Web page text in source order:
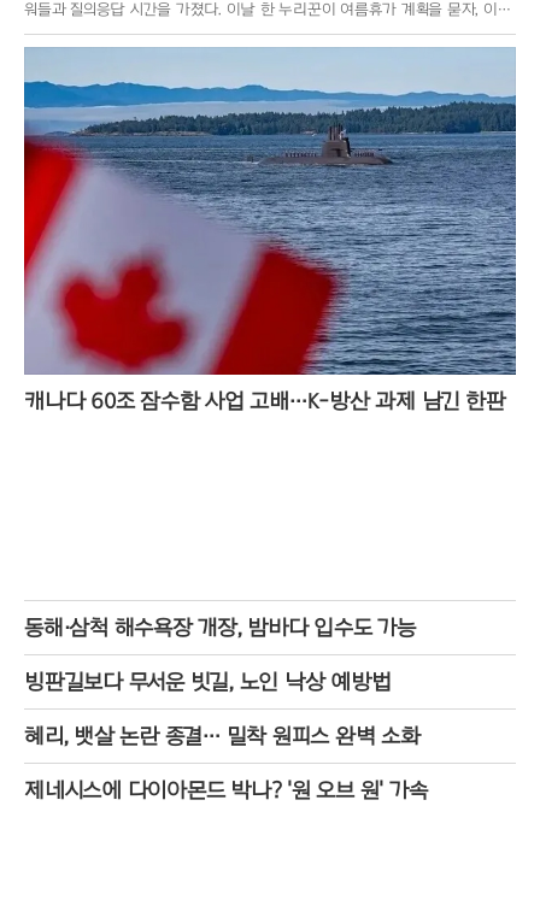
워들과 질의응답 시간을 가졌다. 이날 한 누리꾼이 여름휴가 계획을 묻자, 이솔
이는 “사실 당장은 계
캐나다 60조 잠수함 사업 고배…K-방산 과제 남긴 한판
동해·삼척 해수욕장 개장, 밤바다 입수도 가능
빙판길보다 무서운 빗길, 노인 낙상 예방법
혜리, 뱃살 논란 종결… 밀착 원피스 완벽 소화
제네시스에 다이아몬드 박나? '원 오브 원' 가속